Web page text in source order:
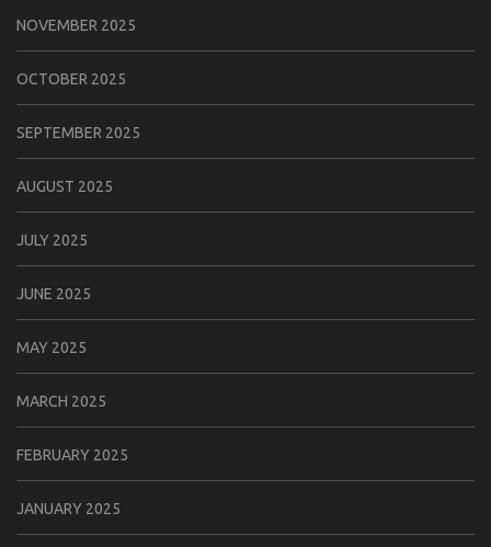
NOVEMBER 2025
OCTOBER 2025
SEPTEMBER 2025
AUGUST 2025
JULY 2025
JUNE 2025
MAY 2025
MARCH 2025
FEBRUARY 2025
JANUARY 2025